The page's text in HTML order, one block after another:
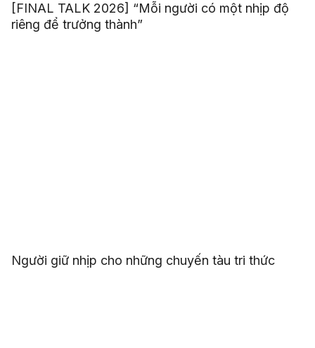
[FINAL TALK 2026] “Mỗi người có một nhịp độ
riêng để trưởng thành”
Người giữ nhịp cho những chuyến tàu tri thức